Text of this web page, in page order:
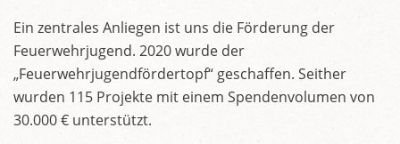
Ein zentrales Anliegen ist uns die Förderung der
Feuerwehrjugend. 2020 wurde der
„Feuerwehrjugendfördertopf“ geschaffen. Seither
wurden 115 Projekte mit einem Spendenvolumen von
30.000 € unterstützt.